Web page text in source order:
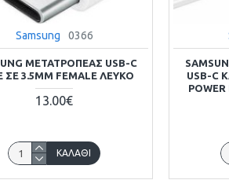
Samsung 0366
ΜΕΤΑΤΡΟΠΈΑΣ USB-C
ΣΕ 3.5MM FEMALE ΛΕΥΚΌ
13.00€
ΚΑΛΆΘΙ
USB-C